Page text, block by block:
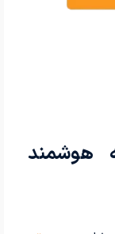
هوشمند